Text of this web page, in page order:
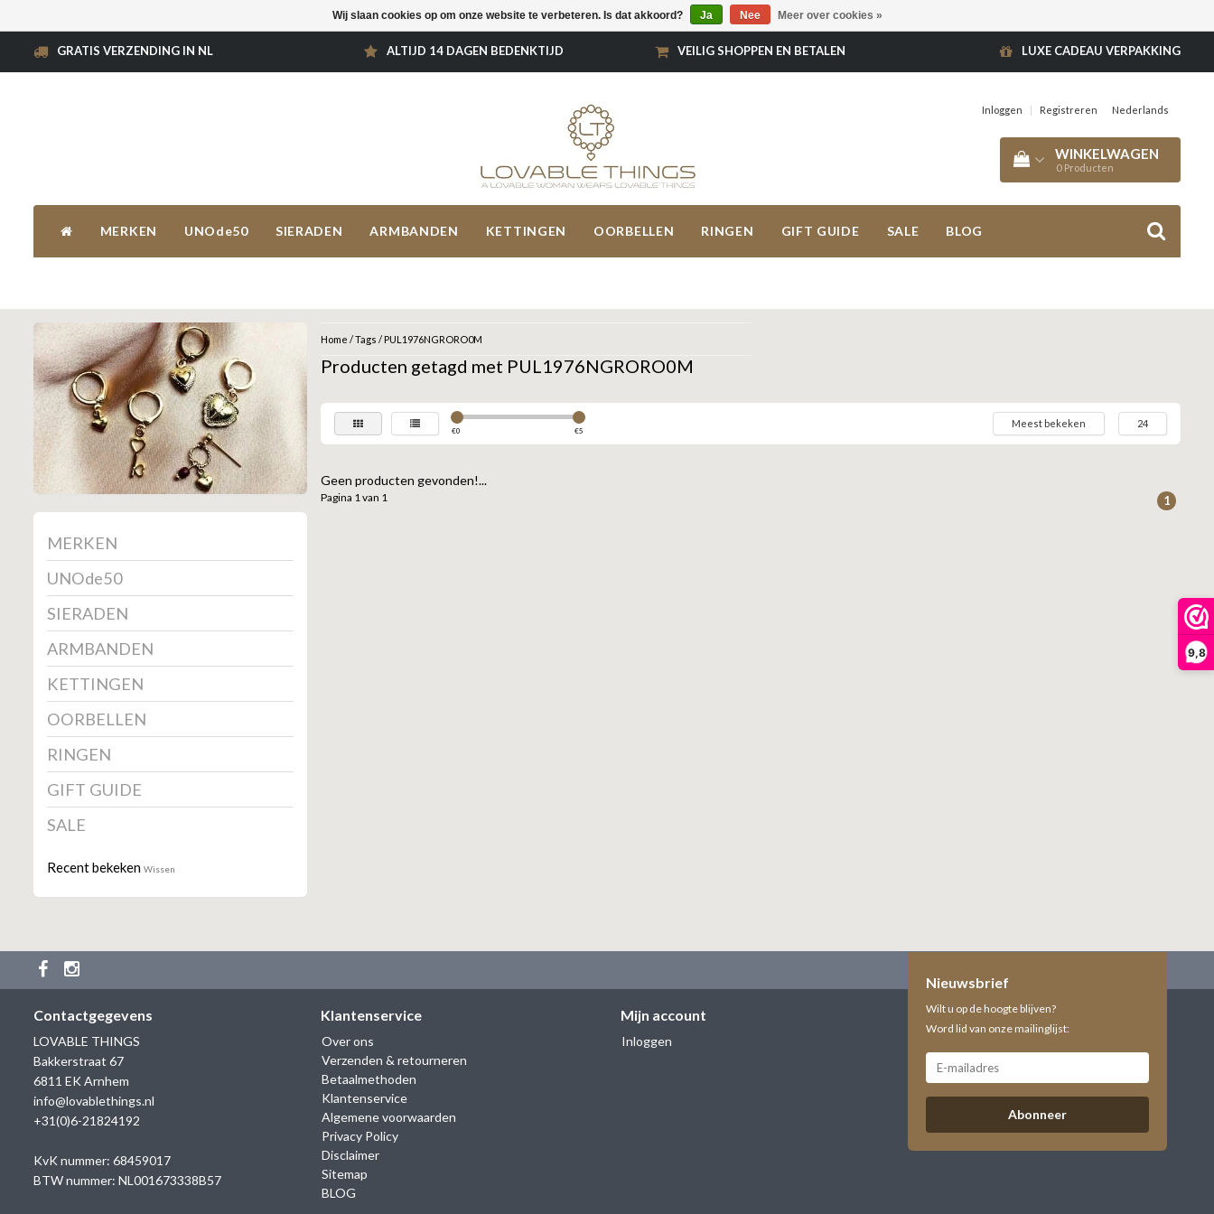
9,8
GRATIS VERZENDING IN NL ALTIJD 14 DAGEN BEDENKTIJD VEILIG SHOPPEN EN BETALEN LUXE CADEAU VERPAKKING
Inloggen | Registreren Nederlands
WINKELWAGEN
0 Producten
MERKEN UNOde50 SIERADEN ARMBANDEN KETTINGEN OORBELLEN RINGEN GIFT GUIDE SALE BLOG
MERKEN
UNOde50
SIERADEN
ARMBANDEN
KETTINGEN
OORBELLEN
RINGEN
GIFT GUIDE
SALE
Recent bekeken Wissen
Home /Tags / PUL1976NGRORO0M
Producten getagd met PUL1976NGRORO0M
€0 €5
Meest bekeken 24
Geen producten gevonden!...
Pagina 1 van 1 1
Contactgegevens
LOVABLE THINGS
Bakkerstraat 67
6811 EK Arnhem
info@lovablethings.nl
+31(0)6-21824192
KvK nummer: 68459017
BTW nummer: NL001673338B57
Klantenservice
Over ons
Verzenden & retourneren
Betaalmethoden
Klantenservice
Algemene voorwaarden
Privacy Policy
Disclaimer
Sitemap
BLOG
Mijn account
Inloggen
Nieuwsbrief
Wilt u op de hoogte blijven?
Word lid van onze mailinglijst:
Abonneer
Wij slaan cookies op om onze website te verbeteren. Is dat akkoord? Ja Nee Meer over cookies »